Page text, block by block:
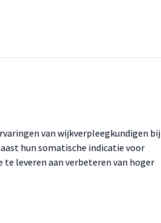
van wijkverpleegkundigen bij
hun somatische indicatie voor
te leveren aan verbeteren van hoger